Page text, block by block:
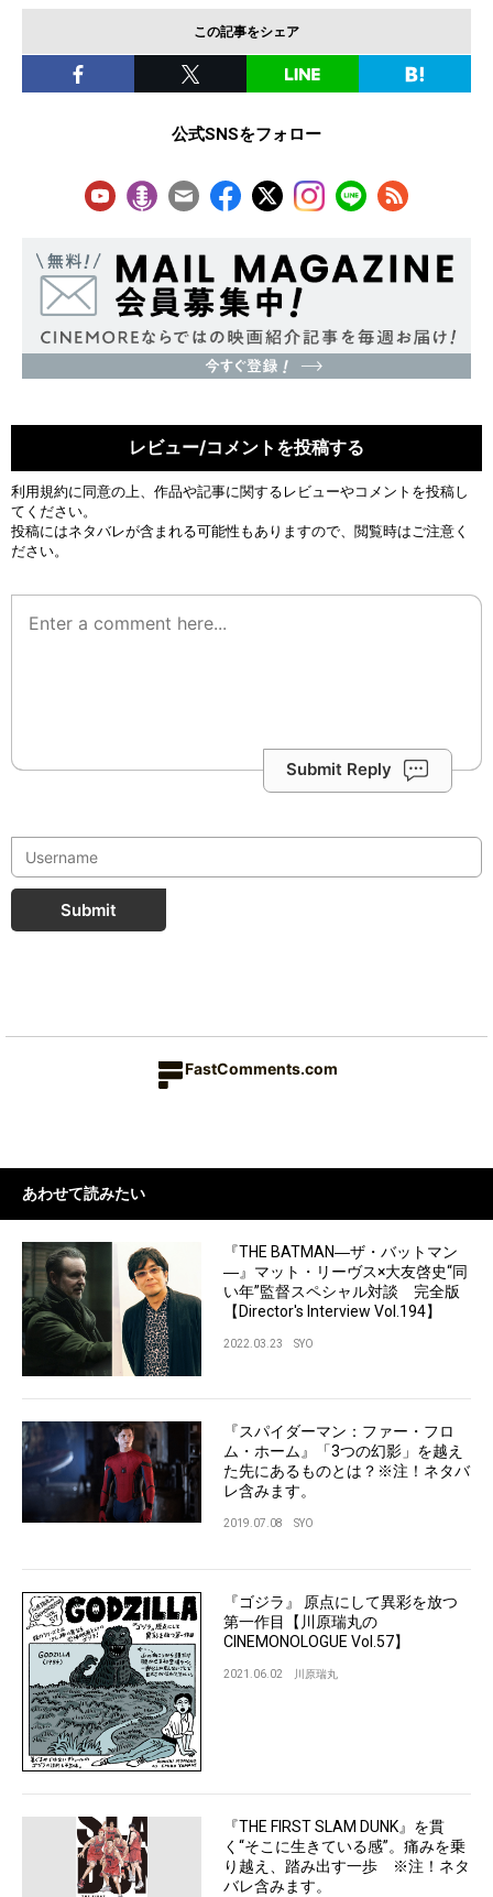
この記事をシェア
公式SNSをフォロー
レビュー/コメントを投稿する
利用規約に同意の上、作品や記事に関するレビューやコメントを投稿し
てください。
投稿にはネタバレが含まれる可能性もありますので、閲覧時はご注意く
ださい。
Submit Reply
Submit
FastComments.com
あわせて読みたい
『THE BATMAN―ザ・バットマン
―』マット・リーヴス×大友啓史“同
い年”監督スペシャル対談 完全版
【Director's Interview Vol.194】
2022.03.23 SYO
『スパイダーマン：ファー・フロ
ム・ホーム』「3つの幻影」を越え
た先にあるものとは？※注！ネタバ
レ含みます。
2019.07.08 SYO
『ゴジラ』 原点にして異彩を放つ
第一作目【川原瑞丸の
CINEMONOLOGUE Vol.57】
2021.06.02 川原瑞丸
『THE FIRST SLAM DUNK』を貫
く“そこに生きている感”。痛みを乗
り越え、踏み出す一歩 ※注！ネタ
バレ含みます。